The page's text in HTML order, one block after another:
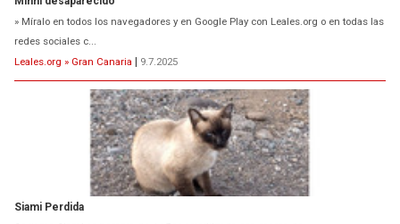
redes sociales c...
Leales.org » Gran Canaria | 9.7.2025
Se llama Siami,es hembra de 4 años,esterilizada con marca de
oreja,cariñosa,mimosa pero miedosa,e...